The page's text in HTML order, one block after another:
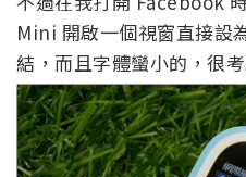
Mini 開啟一個視窗直接設
結，而且字體蠻小的，很